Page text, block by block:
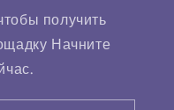
получить
Начните